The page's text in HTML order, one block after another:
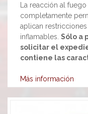
La reacción al
completamente
aplican
inflamables. Sólo a
solicitar el
contiene las
Más información